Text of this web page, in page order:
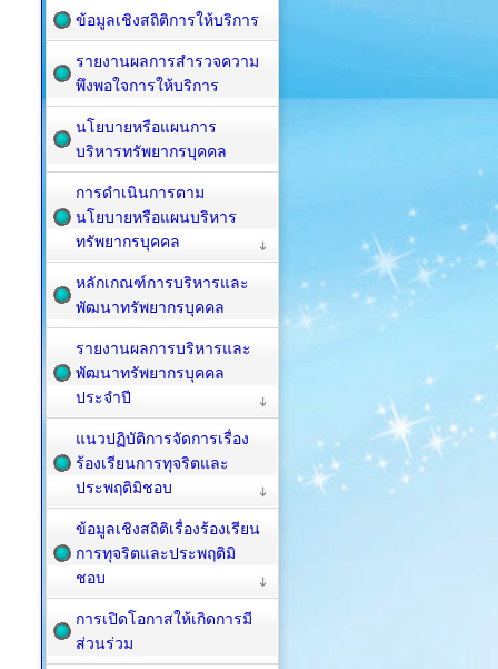
ข้อมูลเชิงสถิติการให้บริการ
รายงานผลการสำรวจความ
พึงพอใจการให้บริการ
นโยบายหรือแผนการ
บริหารทรัพยากรบุคคล
การดำเนินการตาม
นโยบายหรือแผนบริหาร
ทรัพยากรบุคคล
หลักเกณฑ์การบริหารและ
พัฒนาทรัพยากรบุคคล
รายงานผลการบริหารและ
พัฒนาทรัพยากรบุคคล
ประจำปี
แนวปฏิบัติการจัดการเรื่อง
ร้องเรียนการทุจริตและ
ประพฤติมิชอบ
ข้อมูลเชิงสถิติเรื่องร้องเรียน
การทุจริตและประพฤติมิ
ชอบ
การเปิดโอกาสให้เกิดการมี
ส่วนร่วม